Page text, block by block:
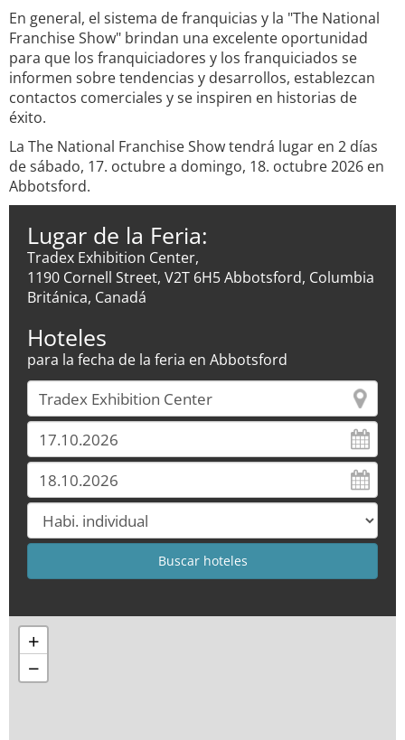
En general, el sistema de franquicias y la "The National
Franchise Show" brindan una excelente oportunidad
para que los franquiciadores y los franquiciados se
informen sobre tendencias y desarrollos, establezcan
contactos comerciales y se inspiren en historias de
éxito.
La The National Franchise Show tendrá lugar en 2 días
de sábado, 17. octubre a domingo, 18. octubre 2026 en
Abbotsford.
Lugar de la Feria:
Tradex Exhibition Center,
1190 Cornell Street, V2T 6H5 Abbotsford, Columbia
Británica, Canadá
Hoteles
para la fecha de la feria en Abbotsford
+
−